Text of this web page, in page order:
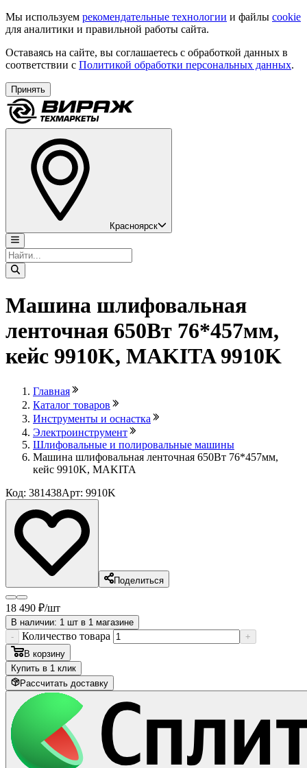
Мы используем рекомендательные технологии и файлы cookie
для аналитики и правильной работы сайта.
Оставаясь на сайте, вы соглашаетесь с обработкой данных в
соответствии с Политикой обработки персональных данных.
Принять
Красноярск
Машина шлифовальная
ленточная 650Вт 76*457мм,
кейс 9910K, MAKITA 9910K
Главная
Каталог товаров
Инструменты и оснастка
Электроинструмент
Шлифовальные и полировальные машины
Машина шлифовальная ленточная 650Вт 76*457мм,
кейс 9910K, MAKITA
Код: 381438Арт: 9910K
Поделиться
18 490 ₽/шт
В наличии: 1 шт в 1 магазине
-
Количество товара
+
В корзину
Купить в 1 клик
Рассчитать доставку